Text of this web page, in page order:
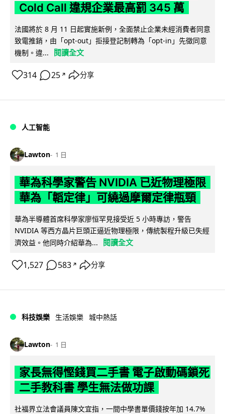
Cold Call 違規企業最高罰 345 萬
法國將於 8 月 11 日起實施新例，全面禁止企業未經消費者同意
致電推銷，由「opt-out」拒接登記制轉為「opt-in」先徵同意
機制。違...
閱讀全文
314 25 ↗ 分享
人工智能
Lawton 1 日
華為科學家警告 NVIDIA 已近物理極限
華為「韜定律」可繞過摩爾定律瓶頸
華為半導體首席科學家廖恒罕見接受近 5 小時專訪，警告
NVIDIA 等西方晶片巨頭正逼近物理極限，傳統製程升級已失經
濟效益。他同時介紹華為...
閱讀全文
1,527 583 ↗ 分享
科技娛樂 生活娛樂 城中熱話
Lawton 1 日
家長無得慳錢買二手書 電子啟動碼鎖死
二手教科書 學生無法做功課
社福界立法會議員陳文宜指，一間中學書單價錢按年加 14.7%